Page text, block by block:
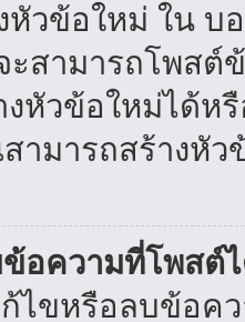
วข้อใหม่ ใน บ
ะสามารถโพส
หัวข้อใหม่ได้ห
ามารถสร้างหั
อความที่โพสต์ไ
ขหรือลบข้อคว